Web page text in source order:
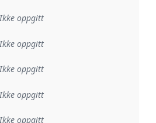
Ikke oppgitt
Ikke oppgitt
Ikke oppgitt
Ikke oppgitt
Ikke oppgitt